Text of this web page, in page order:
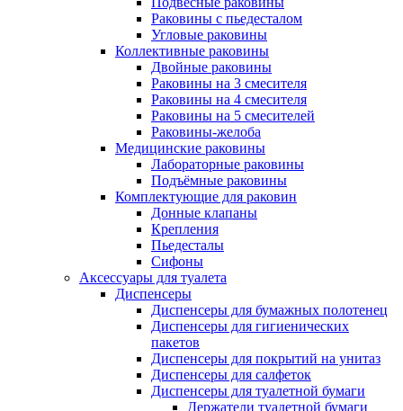
Раковины с пьедесталом
Угловые раковины
Коллективные раковины
Двойные раковины
Раковины на 3 смесителя
Раковины на 4 смесителя
Раковины на 5 смесителей
Раковины-желоба
Медицинские раковины
Лабораторные раковины
Подъёмные раковины
Комплектующие для раковин
Донные клапаны
Крепления
Пьедесталы
Сифоны
Аксессуары для туалета
Диспенсеры
Диспенсеры для бумажных полотенец
Диспенсеры для гигиенических
пакетов
Диспенсеры для покрытий на унитаз
Диспенсеры для салфеток
Диспенсеры для туалетной бумаги
Держатели туалетной бумаги